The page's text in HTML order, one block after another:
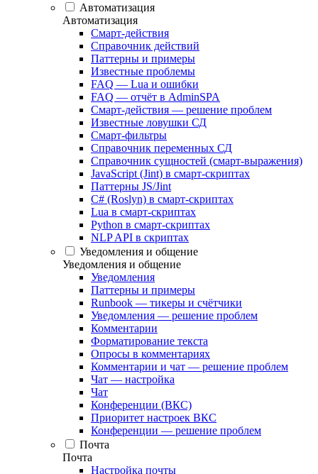
Автоматизация
Автоматизация
Смарт-действия
Справочник действий
Паттерны и примеры
Известные проблемы
FAQ — Lua и ошибки
FAQ — отчёт в AdminSPA
Смарт-действия — решение проблем
Известные ловушки СД
Смарт-фильтры
Справочник переменных СД
Справочник сущностей (смарт-выражения)
JavaScript (Jint) в смарт-скриптах
Паттерны JS/Jint
C# (Roslyn) в смарт-скриптах
Lua в смарт-скриптах
Python в смарт-скриптах
NLP API в скриптах
Уведомления и общение
Уведомления и общение
Уведомления
Паттерны и примеры
Runbook — тикеры и счётчики
Уведомления — решение проблем
Комментарии
Форматирование текста
Опросы в комментариях
Комментарии и чат — решение проблем
Чат — настройка
Чат
Конференции (ВКС)
Приоритет настроек ВКС
Конференции — решение проблем
Почта
Почта
Настройка почты